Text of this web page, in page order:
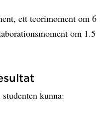
ett teorimoment om 6
om 1.5
kunna: